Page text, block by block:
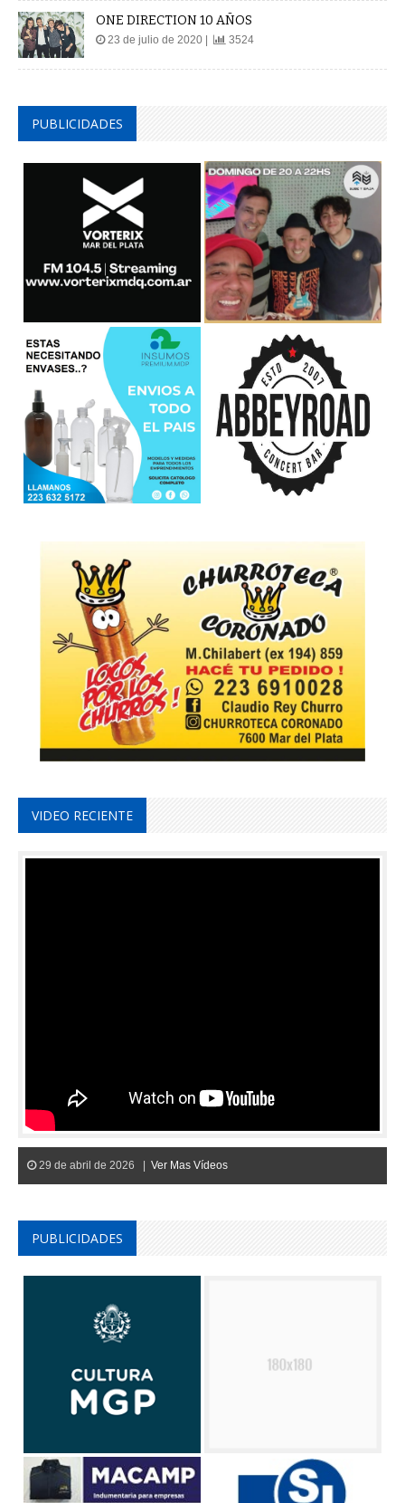
ONE DIRECTION 10 AÑOS
23 de julio de 2020 | 3524
PUBLICIDADES
VIDEO RECIENTE
29 de abril de 2026 | Ver Mas Vídeos
PUBLICIDADES